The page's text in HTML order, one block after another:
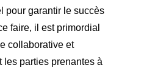
pour garantir le succès
faire, il est primordial
collaborative et
les parties prenantes à